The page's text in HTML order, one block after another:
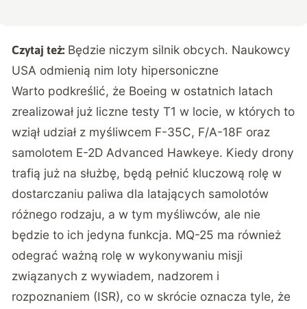
Czytaj też: Będzie niczym silnik obcych. Naukowcy
USA odmienią nim loty hipersoniczne
Warto podkreślić, że Boeing w ostatnich latach
zrealizował już liczne testy T1 w locie, w których to
wziął udział z myśliwcem F-35C, F/A-18F oraz
samolotem E-2D Advanced Hawkeye. Kiedy drony
trafią już na służbę, będą pełnić kluczową rolę w
dostarczaniu paliwa dla latających samolotów
różnego rodzaju, a w tym myśliwców, ale nie
będzie to ich jedyna funkcja. MQ-25 ma również
odegrać ważną rolę w wykonywaniu misji
związanych z wywiadem, nadzorem i
rozpoznaniem (ISR), co w skrócie oznacza tyle, że